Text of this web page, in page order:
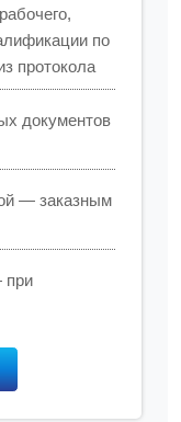
по
протокола
документов
— заказным
при